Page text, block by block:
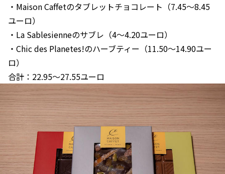
・Maison Caffetのタブレットチョコレート（7.45〜8.45
ユーロ）
・La Sablesienneのサブレ（4〜4.20ユーロ）
・Chic des Planetes!のハーブティー（11.50〜14.90ユー
ロ）
合計：22.95〜27.55ユーロ